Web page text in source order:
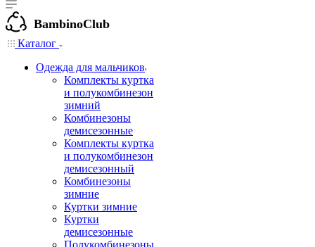
BambinoClub
Каталог
Одежда для мальчиков
Комплекты куртка
и полукомбинезон
зимний
Комбинезоны
демисезонные
Комплекты куртка
и полукомбинезон
демисезонный
Комбинезоны
зимние
Куртки зимние
Куртки
демисезонные
Полукомбинезоны